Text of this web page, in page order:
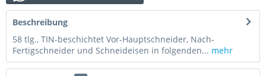
Beschreibung
58 tlg., TIN-beschichtet Vor-Hauptschneider, Nach-
Fertigschneider und Schneideisen in folgenden... mehr